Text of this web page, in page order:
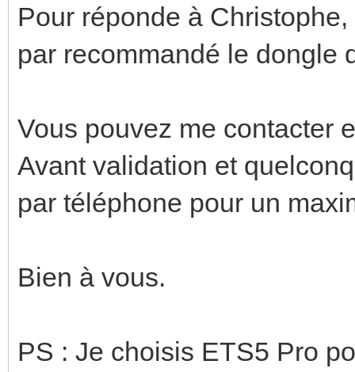
Pour réponde à
par recommandé le dongle
Vous pouvez me contacter
Avant validation et
par téléphone pour un
Bien à vous.
PS : Je choisis ETS5 Pro